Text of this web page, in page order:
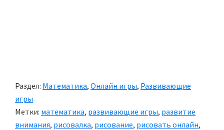
Раздел: Математика, Онлайн игры, Развивающие
игры
Метки: математика, развивающие игры, развитие
внимания, рисовалка, рисование, рисовать онлайн,